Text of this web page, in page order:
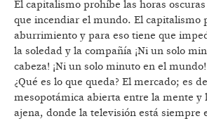
El capitalismo prohíbe las horas
que incendiar el mundo. El capitalismo
aburrimiento y para eso tiene que
la soledad y la compañía ¡Ni un solo
cabeza! ¡Ni un solo minuto en el
¿Qué es lo que queda? El mercado; es
mesopotámica abierta entre la mente y
ajena, donde la televisión está siempre